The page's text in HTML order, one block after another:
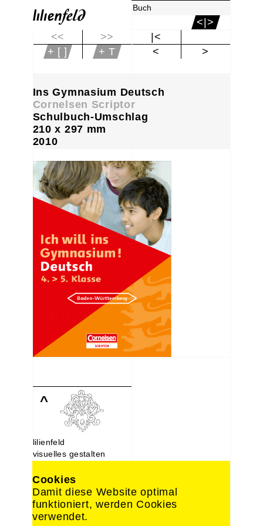
Buch
<|>
<<
>>
+ [ ]
+ T
|<
<
>
Ins Gymnasium Deutsch
Cornelsen Scriptor
Schulbuch-Umschlag
210 x 297 mm
2010
^
lilienfeld
visuelles gestalten
10969 Berlin
030. 214 66 488
0176. 221 22 892
design@lilien-feld.de
Cookies
Damit diese Website optimal
funktioniert, werden Cookies
verwendet.